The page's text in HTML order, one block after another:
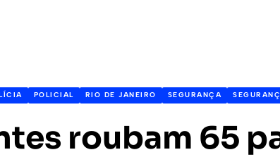
POLICIAL RIO DE JANEIRO SEGURANÇA
roubam 65